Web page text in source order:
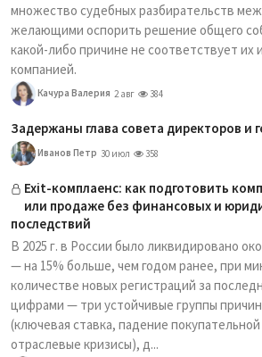
множество судебных разбирательств
желающими оспорить решение общего
какой-либо причине не соответствует их
компанией.
Качура Валерия 2 авг 384
Задержаны глава совета директоров и
Иванов Петр 30 июл 358
Exit-комплаенс: как подготовить
или продаже без финансовых и
последствий
В 2025 г. в России было ликвидировано
— на 15% больше, чем годом ранее, при
количестве новых регистраций за
цифрами — три устойчивые группы
(ключевая ставка, падение
отраслевые кризисы), д...